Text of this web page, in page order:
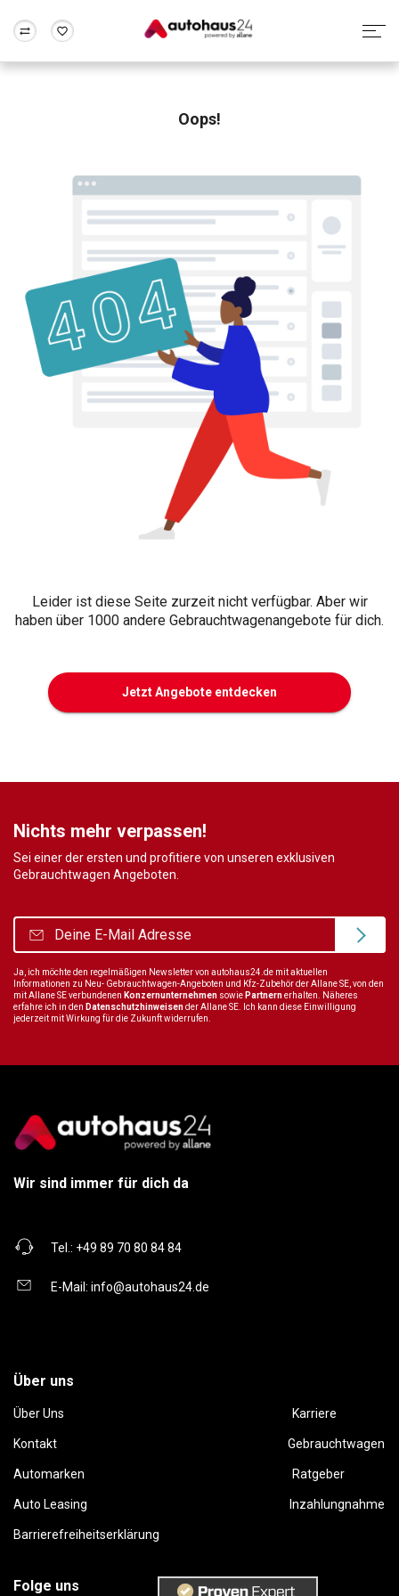
Rund um die Inzahlungnahme
Oops!
Leider ist diese Seite zurzeit nicht verfügbar. Aber wir
haben über 1000 andere Gebrauchtwagenangebote für dich.
Jetzt Angebote entdecken
Nichts mehr verpassen!
Sei einer der ersten und profitiere von unseren exklusiven
Gebrauchtwagen Angeboten.
Ja, ich möchte den regelmäßigen Newsletter von autohaus24.de mit aktuellen
Informationen zu Neu- Gebrauchtwagen-Angeboten und Kfz-Zubehör der Allane SE, von den
mit Allane SE verbundenen Konzernunternehmen sowie Partnernerhalten. Näheres
erfahre ich in den Datenschutzhinweisender Allane SE. Ich kann diese Einwilligung
jederzeit mit Wirkung für die Zukunft widerrufen.
Wir sind immer für dich da
Tel.: +49 89 70 80 84 84
E-Mail: info@autohaus24.de
Über uns
Über Uns Karriere
Kontakt Gebrauchtwagen
Automarken Ratgeber
Auto Leasing Inzahlungnahme
Barrierefreiheitserklärung
Folge uns